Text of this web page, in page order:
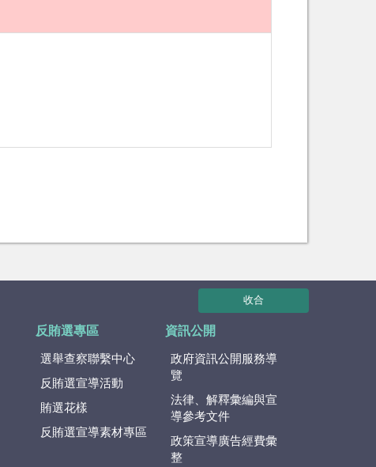
收合
反賄選專區
選舉查察聯繫中心
反賄選宣導活動
賄選花樣
反賄選宣導素材專區
資訊公開
政府資訊公開服務導
覽
法律、解釋彙編與宣
導參考文件
政策宣導廣告經費彙
整